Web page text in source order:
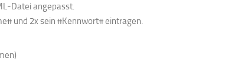
Datei angepasst.
und 2x sein #Kennwort# eintragen.